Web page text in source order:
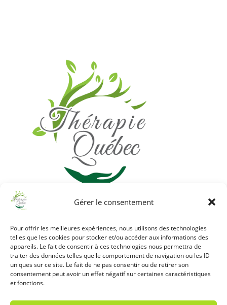
Gérer le consentement
Pour offrir les meilleures expériences, nous utilisons des technologies
telles que les cookies pour stocker et/ou accéder aux informations des
appareils. Le fait de consentir à ces technologies nous permettra de
traiter des données telles que le comportement de navigation ou les ID
uniques sur ce site. Le fait de ne pas consentir ou de retirer son
consentement peut avoir un effet négatif sur certaines caractéristiques
et fonctions.